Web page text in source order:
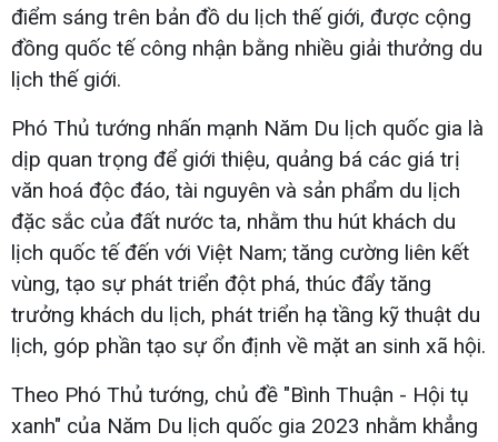
điểm sáng trên bản đồ du lịch thế giới, được cộng
đồng quốc tế công nhận bằng nhiều giải thưởng du
lịch thế giới.
Phó Thủ tướng nhấn mạnh Năm Du lịch quốc gia là
dịp quan trọng để giới thiệu, quảng bá các giá trị
văn hoá độc đáo, tài nguyên và sản phẩm du lịch
đặc sắc của đất nước ta, nhằm thu hút khách du
lịch quốc tế đến với Việt Nam; tăng cường liên kết
vùng, tạo sự phát triển đột phá, thúc đẩy tăng
trưởng khách du lịch, phát triển hạ tầng kỹ thuật du
lịch, góp phần tạo sự ổn định về mặt an sinh xã hội.
Theo Phó Thủ tướng, chủ đề "Bình Thuận - Hội tụ
xanh" của Năm Du lịch quốc gia 2023 nhằm khẳng